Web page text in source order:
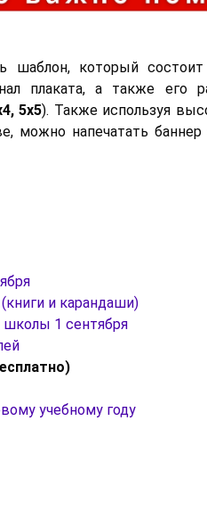
шаблон, который
плаката, а также его
5х5). Также используя
можно напечатать
и карандаши)
школы 1 сентября
учебному году